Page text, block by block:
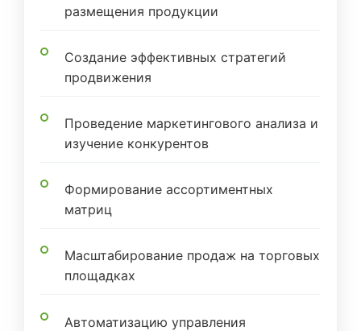
размещения продукции
Создание эффективных стратегий
продвижения
Проведение маркетингового анализа и
изучение конкурентов
Формирование ассортиментных
матриц
Масштабирование продаж на торговых
площадках
Автоматизацию управления